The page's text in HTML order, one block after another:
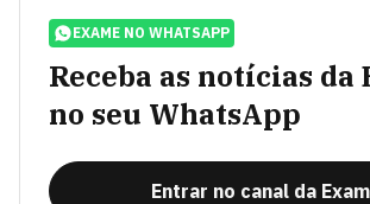
EXAME NO WHATSAPP
Receba as notícias da
no seu WhatsApp
Entrar no canal da